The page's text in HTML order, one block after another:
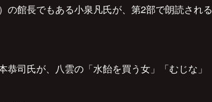
館長でもある小泉凡氏が、第2部で朗読される
司氏が、八雲の「水飴を買う女」「むじな」